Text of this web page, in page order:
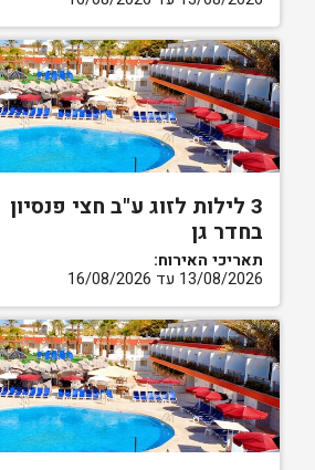
3 לילות לזוג ע"ב חצי פנסיון
בחדר גן
תאריכי האירוח:
13/08/2026 עד 16/08/2026